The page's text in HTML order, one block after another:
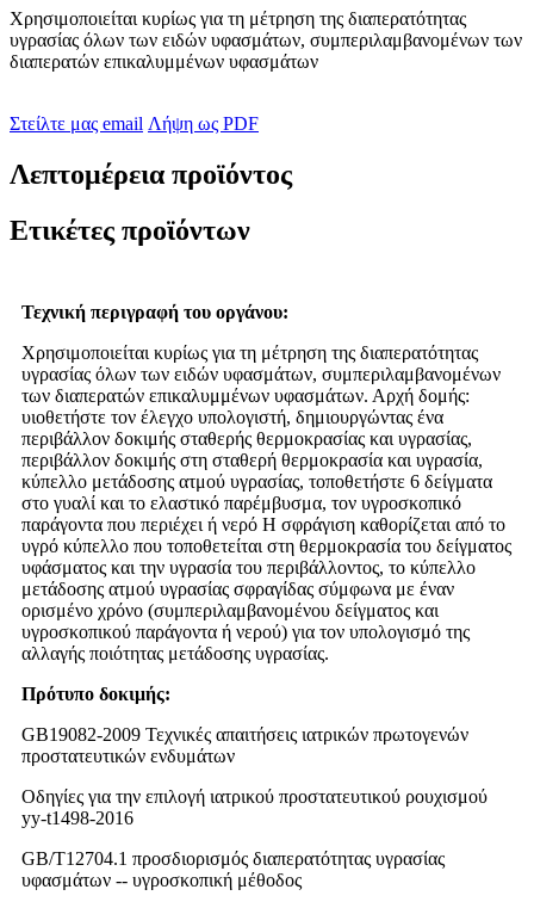
Χρησιμοποιείται κυρίως για τη μέτρηση της διαπερατότητας
υγρασίας όλων των ειδών υφασμάτων, συμπεριλαμβανομένων των
διαπερατών επικαλυμμένων υφασμάτων
Στείλτε μας email Λήψη ως PDF
Λεπτομέρεια προϊόντος
Ετικέτες προϊόντων
Τεχνική περιγραφή του οργάνου:
Χρησιμοποιείται κυρίως για τη μέτρηση της διαπερατότητας
υγρασίας όλων των ειδών υφασμάτων, συμπεριλαμβανομένων
των διαπερατών επικαλυμμένων υφασμάτων. Αρχή δομής:
υιοθετήστε τον έλεγχο υπολογιστή, δημιουργώντας ένα
περιβάλλον δοκιμής σταθερής θερμοκρασίας και υγρασίας,
περιβάλλον δοκιμής στη σταθερή θερμοκρασία και υγρασία,
κύπελλο μετάδοσης ατμού υγρασίας, τοποθετήστε 6 δείγματα
στο γυαλί και το ελαστικό παρέμβυσμα, τον υγροσκοπικό
παράγοντα που περιέχει ή νερό Η σφράγιση καθορίζεται από το
υγρό κύπελλο που τοποθετείται στη θερμοκρασία του δείγματος
υφάσματος και την υγρασία του περιβάλλοντος, το κύπελλο
μετάδοσης ατμού υγρασίας σφραγίδας σύμφωνα με έναν
ορισμένο χρόνο (συμπεριλαμβανομένου δείγματος και
υγροσκοπικού παράγοντα ή νερού) για τον υπολογισμό της
αλλαγής ποιότητας μετάδοσης υγρασίας.
Πρότυπο δοκιμής:
GB19082-2009 Τεχνικές απαιτήσεις ιατρικών πρωτογενών
προστατευτικών ενδυμάτων
Οδηγίες για την επιλογή ιατρικού προστατευτικού ρουχισμού
yy-t1498-2016
GB/T12704.1 προσδιορισμός διαπερατότητας υγρασίας
υφασμάτων -- υγροσκοπική μέθοδος